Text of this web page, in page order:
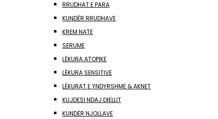
RRUDHAT E PARA
KUNDËR RRUDHAVE
KREM NATE
SERUME
LËKURA ATOPIKE
LËKURA SENSITIVE
LËKURAT E YNDYRSHME & AKNET
KUJDESI NDAJ DIELLIT
KUNDËR NJOLLAVE